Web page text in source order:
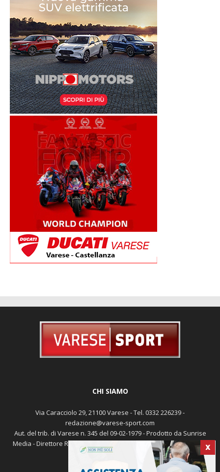
X
CHI SIAMO
Via Caracciolo 29, 21100 Varese - Tel. 0332 226239 -
redazione@varese-sport.com
Aut. del trib. di Varese n. 345 del 09-02-1979 - Prodotto da Sunrise
Media - Direttore Responsabile: Michele Marocco -Cookie policy
Pubblicità